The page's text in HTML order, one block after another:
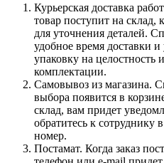
Курьерская доставка
товар поступит на склад,
для уточнения деталей.
удобное время доставки
упаковку на целостность
комплектации.
Самовывоз из магазина.
выбора появится в
склад, вам придет
обратитесь к сотруднику
номер.
Постамат. Когда заказ